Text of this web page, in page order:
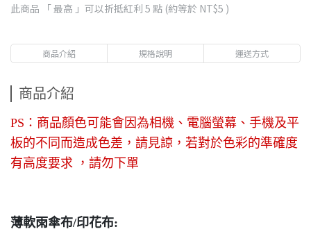
此商品 「 最高 」可以折抵紅利 5 點 (約等於 NT$5 )
商品介紹 規格說明 運送方式
商品介紹
PS：商品顏色可能會因為相機、電腦螢幕、手機及平
板的不同而造成色差，請見諒，若對於色彩的準確度
有高度要求 ，請勿下單
薄軟雨傘布/印花布: